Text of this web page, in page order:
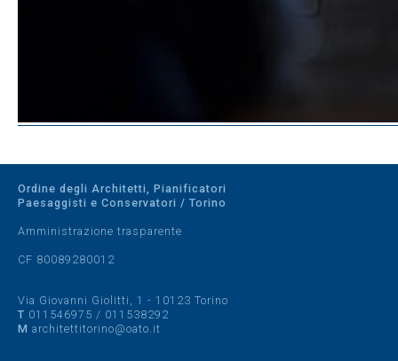
Ordine degli Architetti, Pianificatori
Paesaggisti e Conservatori / Torino
Amministrazione trasparente
CF 80089280012
Via Giovanni Giolitti, 1 - 10123 Torino
T 011546975 / 011538292
M architettitorino@oato.it